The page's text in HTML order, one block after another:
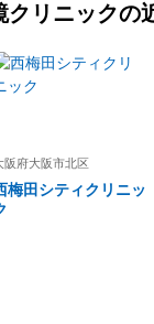
クリニックの
阪府大阪市北区
梅田シティクリニッ